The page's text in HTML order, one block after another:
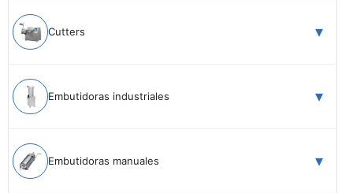
Cutters
Embutidoras industriales
Embutidoras manuales